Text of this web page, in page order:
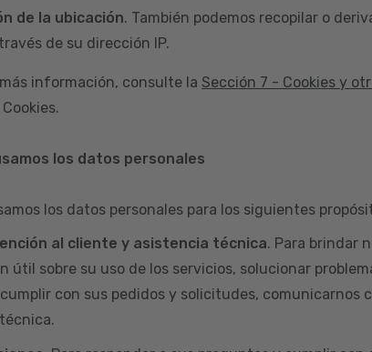
de la ubicación. También podemos recopilar o
de su dirección IP.
información, consulte la Sección 7 - Cookies y
los datos personales
los datos personales para los siguientes
al cliente y asistencia técnica. Para brindar
útil sobre su uso de los servicios, solucionar
con sus pedidos y solicitudes, comunicarnos